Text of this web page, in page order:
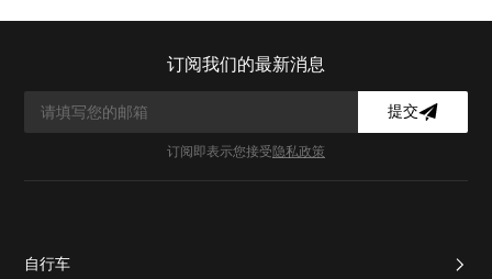
订阅我们的最新消息
提交
订阅即表示您接受隐私政策
自行车